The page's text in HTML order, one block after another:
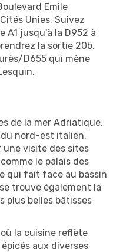
Emile
Unies. Suivez
A1 jusqu'à la D952 à
la sortie 20b.
D655 qui mène
de la mer Adriatique,
nord-est italien.
une visite des sites
le palais des
qui fait face au bassin
trouve également la
plus belles bâtisses
la cuisine reflète
aux diverses